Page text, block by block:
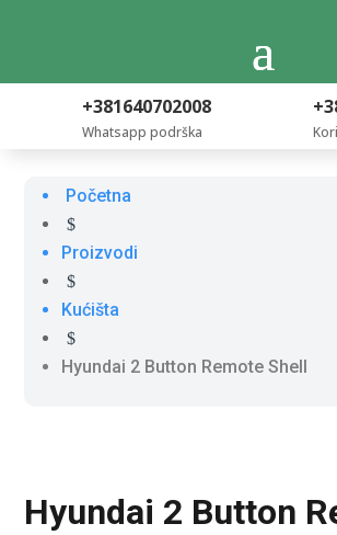
+381640702008
Whatsapp podrška
Početna
$
Proizvodi
$
Kućišta
$
Hyundai 2 Button Remote Shell
Hyundai 2 Button